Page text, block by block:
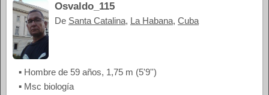
Osvaldo_115
De Santa Catalina, La Habana, Cuba
▪ Hombre de 59 años, 1,75 m (5'9'')
▪ Msc biología